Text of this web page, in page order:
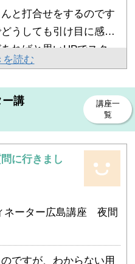
の受講生さんを見る事
来て、（自分に）負け
なれたことが良かった
励ましの言葉も合格へ
と打合せをするのです
うしても引け目に感じ
ればと思いHPでスクー
みつけ説明会を受けま
いので不安でしたがフ
思いきって受講を決め
する時は自信が持て
もって話す事ができる
ビックリしています。
っています。今度は実
したいと思っていま
して宿題を出していた
。ですが製図は大変で
たです。トレースです
にならず、焦りで（自
ありました。でも、ス
をアドバイスして頂
お陰でスピードという
た。
を読む
ー講
講座一
覧
に行きまし
ネーター広島講座 夜間
ですが、わからない用